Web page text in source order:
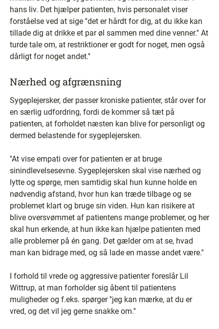
hans liv. Det hjælper patienten, hvis personalet viser
forståelse ved at sige ''det er hårdt for dig, at du ikke kan
tillade dig at drikke et par øl sammen med dine venner.'' At
turde tale om, at restriktioner er godt for noget, men også
dårligt for noget andet.''
Nærhed og afgrænsning
Sygeplejersker, der passer kroniske patienter, står over for
en særlig udfordring, fordi de kommer så tæt på
patienten, at forholdet næsten kan blive for personligt og
dermed belastende for sygeplejersken.
''At vise empati over for patienten er at bruge
sinindlevelsesevne. Sygeplejersken skal vise nærhed og
lytte og spørge, men samtidig skal hun kunne holde en
nødvendig afstand, hvor hun kan træde tilbage og se
problemet klart og bruge sin viden. Hun kan risikere at
blive oversvømmet af patientens mange problemer, og her
skal hun erkende, at hun ikke kan hjælpe patienten med
alle problemer på én gang. Det gælder om at se, hvad
man kan bidrage med, og så lade en masse andet være.''
I forhold til vrede og aggressive patienter foreslår Lil
Wittrup, at man forholder sig åbent til patientens
muligheder og f.eks. spørger ''jeg kan mærke, at du er
vred, og det vil jeg gerne snakke om.''